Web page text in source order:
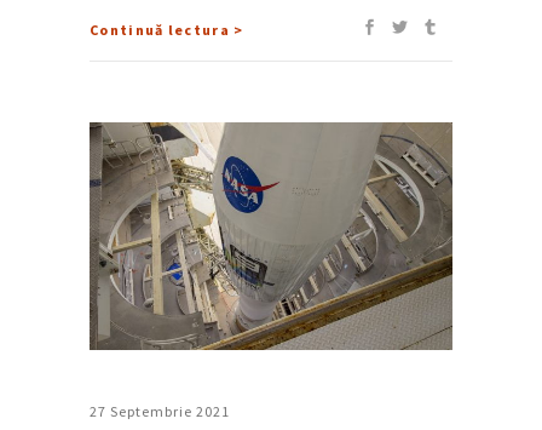
Continuă lectura >
27 Septembrie 2021